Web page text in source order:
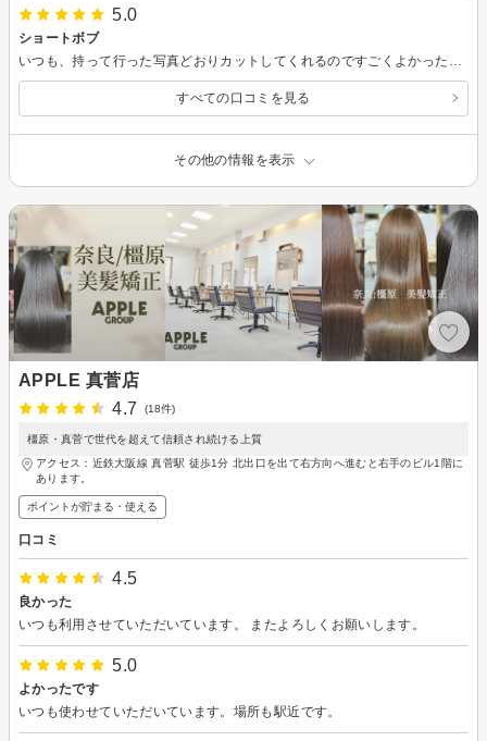
5.0
ショートボブ
すべての口コミを見る
その他の情報を表示
APPLE 真菅店
4.7
(18件)
橿原・真菅で世代を超えて信頼され続ける上質
アクセス：近鉄大阪線 真菅駅 徒歩1分 北出口を出て右方向へ進むと右手のビル1階に
あります。
ポイントが貯まる・使える
口コミ
4.5
良かった
いつも利用させていただいています。 またよろしくお願いします。
5.0
よかったです
いつも使わせていただいています。場所も駅近です。